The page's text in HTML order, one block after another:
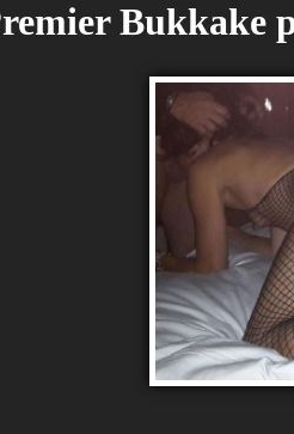
Bukkake